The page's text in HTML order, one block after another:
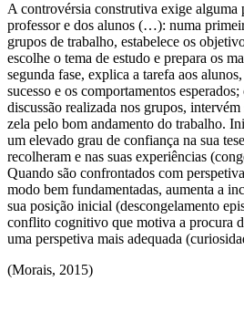
A controvérsia construtiva exige alguma
professor e dos alunos (…): numa
grupos de trabalho, estabelece os
escolhe o tema de estudo e prepara os
segunda fase, explica a tarefa aos
sucesso e os comportamentos
discussão realizada nos grupos, intervém
zela pelo bom andamento do trabalho.
um elevado grau de confiança na sua
recolheram e nas suas experiências
Quando são confrontados com
modo bem fundamentadas, aumenta a
sua posição inicial (descongelamento
conflito cognitivo que motiva a procura
uma perspetiva mais adequada
(Morais, 2015)